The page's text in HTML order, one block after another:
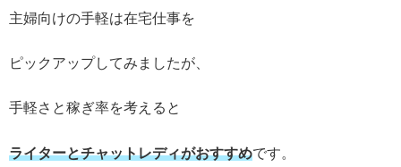
主婦向けの手軽は在宅仕事を
ピックアップしてみましたが、
手軽さと稼ぎ率を考えると
ライターとチャットレディがおすすめです。